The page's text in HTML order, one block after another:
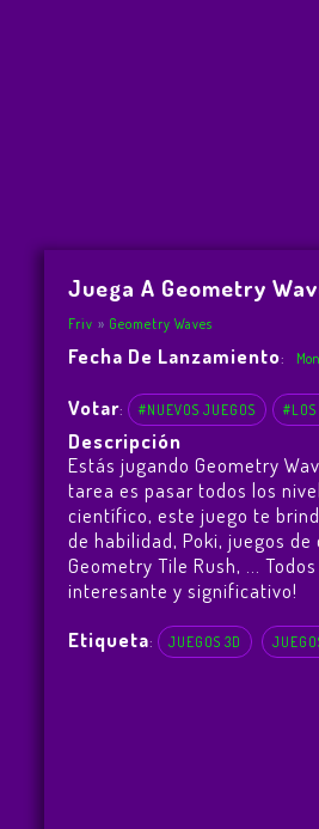
Juega A Geometry
Friv Geometry Waves
Fecha De Lanzamiento:
Votar: #NUEVOS JUEGOS #LOS
Descripción
Estás jugando Geometry
tarea es pasar todos los
científico, este juego te
de habilidad, Poki, juegos
Geometry Tile Rush, ...
interesante y significativo!
Etiqueta: JUEGOS 3D